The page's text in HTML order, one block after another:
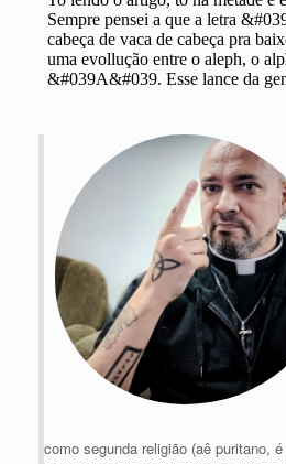
como segunda religião (aê puritano,